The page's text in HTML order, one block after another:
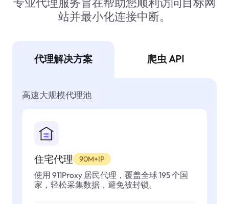
站并最小化连接中断。
代理解决方案 爬虫 API
高速大规模代理池
住宅代理 90M+IP
使用 911Proxy 居民代理，覆盖全球 195 个国
家，轻松采集数据，避免被封锁。